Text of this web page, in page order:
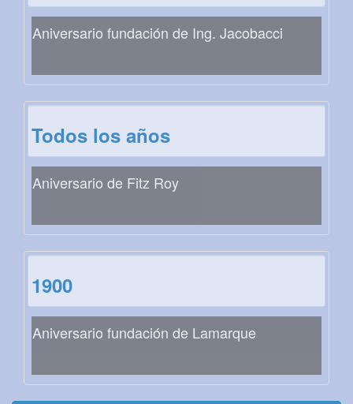
Aniversario fundación de Ing. Jacobacci
Todos los años
Aniversario de Fitz Roy
1900
Aniversario fundación de Lamarque